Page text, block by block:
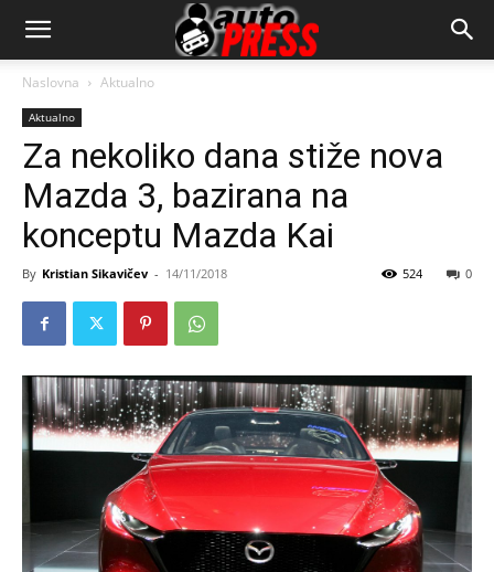
AutopressHR
Naslovna Aktualno
Aktualno
Za nekoliko dana stiže nova
Mazda 3, bazirana na
konceptu Mazda Kai
By Kristian Sikavičev - 14/11/2018 0
524